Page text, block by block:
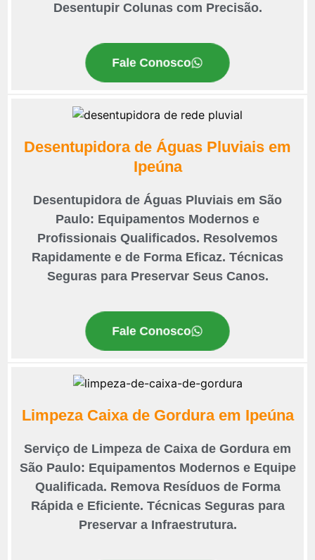
Desentupir Colunas com Precisão.
Fale Conosco
Desentupidora de Águas Pluviais em
Ipeúna
Desentupidora de Águas Pluviais em São
Paulo: Equipamentos Modernos e
Profissionais Qualificados. Resolvemos
Rapidamente e de Forma Eficaz. Técnicas
Seguras para Preservar Seus Canos.
Fale Conosco
Limpeza Caixa de Gordura em Ipeúna
Serviço de Limpeza de Caixa de Gordura em
São Paulo: Equipamentos Modernos e Equipe
Qualificada. Remova Resíduos de Forma
Rápida e Eficiente. Técnicas Seguras para
Preservar a Infraestrutura.